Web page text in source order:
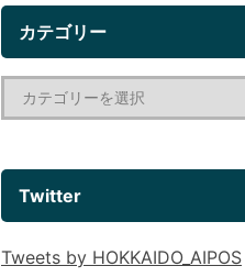
カテゴリー
Twitter
Tweets by HOKKAIDO_AIPOS